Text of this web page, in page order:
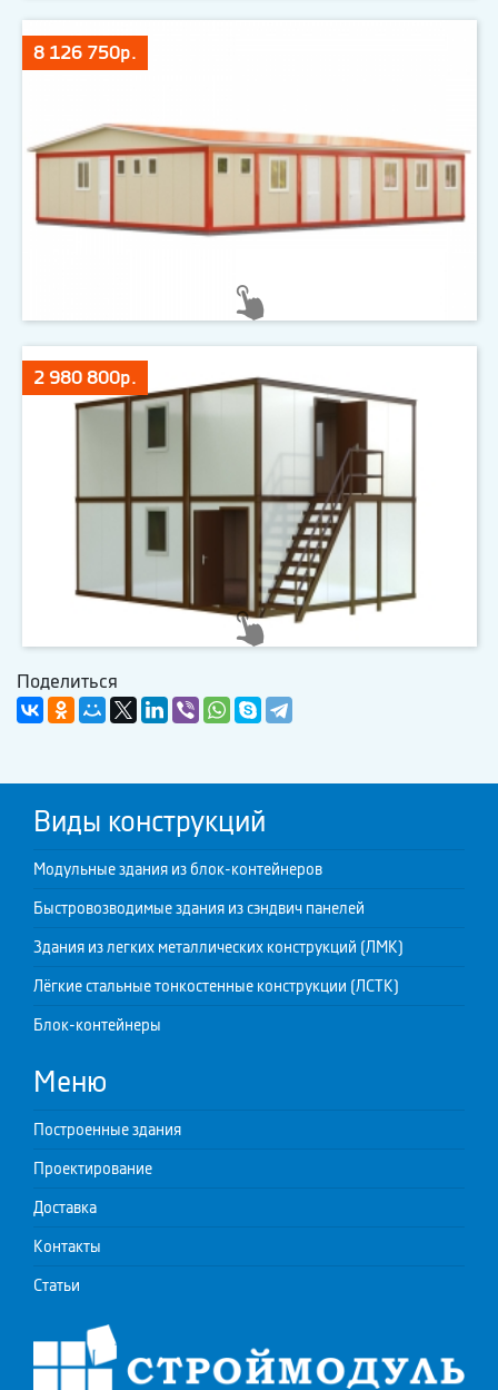
8 126 750р.
2 980 800р.
Поделиться
Виды конструкций
Модульные здания из блок-контейнеров
Быстровозводимые здания из сэндвич панелей
Здания из легких металлических конструкций (ЛМК)
Лёгкие стальные тонкостенные конструкции (ЛСТК)
Блок-контейнеры
Меню
Построенные здания
Проектирование
Доставка
Контакты
Статьи